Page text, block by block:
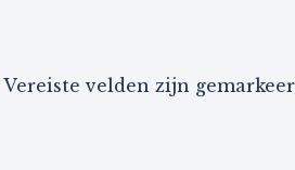
Vereiste velden zijn